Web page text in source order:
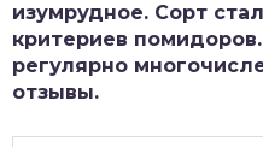
изумрудное. Сорт
критериев
регулярно
отзывы.